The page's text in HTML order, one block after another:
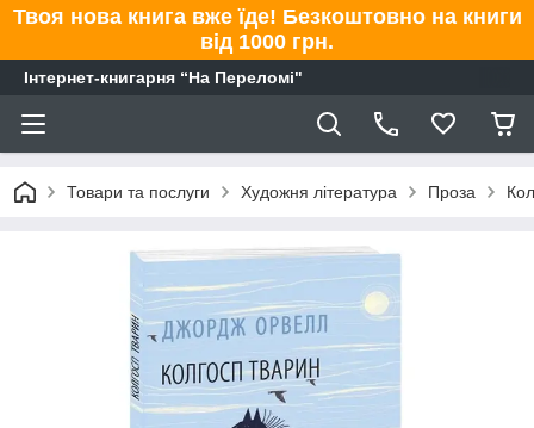
Твоя нова книга вже їде! Безкоштовно на книги
від 1000 грн.
Інтернет-книгарня “На Переломі"
Товари та послуги Художня література Проза